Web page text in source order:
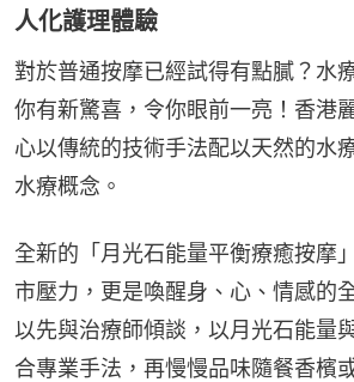
人化護理體驗
對於普通按摩已經試得有點膩？水
你有新驚喜，令你眼前一亮！香港
心以傳統的技術手法配以天然的水
水療概念。
全新的「月光石能量平衡療癒按摩
市壓力，更是喚醒身、心、情感的
以先與治療師傾談，以月光石能量
合專業手法，再慢慢品味隨餐香檳